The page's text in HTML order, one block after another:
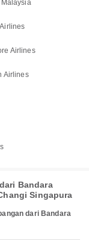
Malaysia
Airlines
Airlines
Bandara
Singapura
dari Bandara